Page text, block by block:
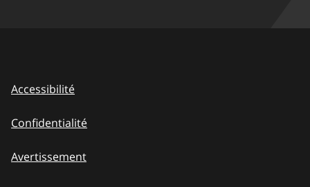
Accessibilité
Confidentialité
Avertissement